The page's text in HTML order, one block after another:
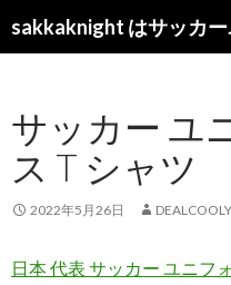
索
ン
ツ
へ
ス
キ
サッカー ユ
ス T シャツ
2022年5月26日
日本 代表 サッカー ユニフ